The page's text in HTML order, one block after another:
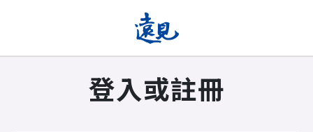
登入或註冊